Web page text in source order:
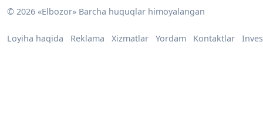
© 2026 «Elbozor» Barcha huquqlar himoyalangan
Loyiha haqida Reklama Xizmatlar Yordam Kontaktlar